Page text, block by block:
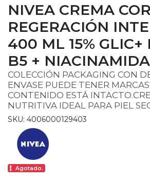
NIVEA CREMA
REGERACIÓN
400 ML 15% GLIC+
B5 +
COLECCIÓN PACKAGING CON
ENVASE PUEDE TENER MARCAS
CONTENIDO ESTÁ
NUTRITIVA IDEAL PARA PIEL
SKU: 4006000129403
Agotado.